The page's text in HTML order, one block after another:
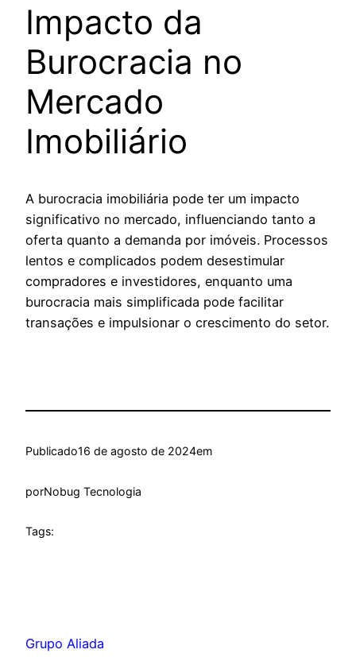
Impacto da
Burocracia no
Mercado
Imobiliário
A burocracia imobiliária pode ter um impacto
significativo no mercado, influenciando tanto a
oferta quanto a demanda por imóveis. Processos
lentos e complicados podem desestimular
compradores e investidores, enquanto uma
burocracia mais simplificada pode facilitar
transações e impulsionar o crescimento do setor.
Publicado16 de agosto de 2024em
porNobug Tecnologia
Tags:
Grupo Aliada